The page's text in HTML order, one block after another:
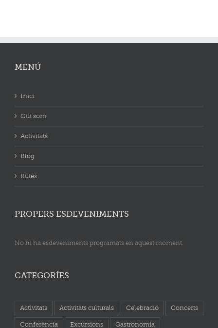
MENÚ
Inici
Qui som
Activitats
Blog
Rutes
PROPERS ESDEVENIMENTS
No hi ha esdeveniments programats en aquest moment.
CATEGORÍES
Activitats Activitats culturals Celebració Concerts
Conferència Excursions Gastronomia